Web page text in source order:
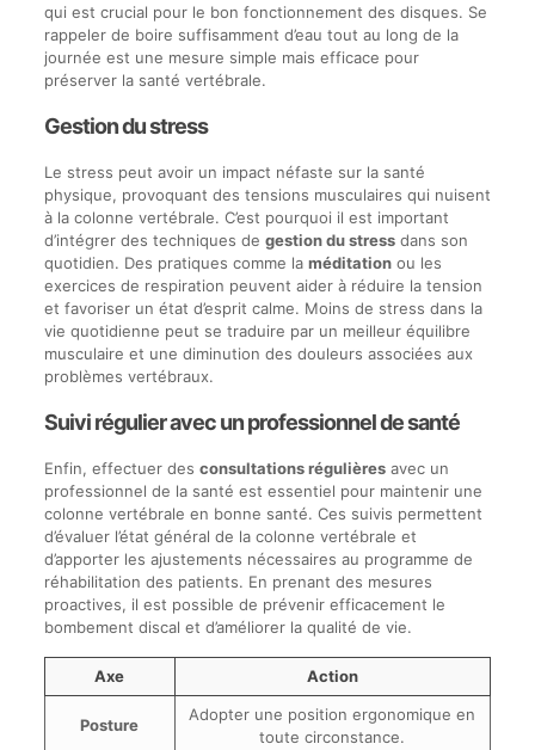
qui est crucial pour le bon fonctionnement des disques. Se
rappeler de boire suffisamment d’eau tout au long de la
journée est une mesure simple mais efficace pour
préserver la santé vertébrale.
Gestion du stress
Le stress peut avoir un impact néfaste sur la santé
physique, provoquant des tensions musculaires qui nuisent
à la colonne vertébrale. C’est pourquoi il est important
d’intégrer des techniques de gestion du stressdans son
quotidien. Des pratiques comme la méditationou les
exercices de respiration peuvent aider à réduire la tension
et favoriser un état d’esprit calme. Moins de stress dans la
vie quotidienne peut se traduire par un meilleur équilibre
musculaire et une diminution des douleurs associées aux
problèmes vertébraux.
Suivi régulier avec un professionnel de santé
Enfin, effectuer des consultations régulièresavec un
professionnel de la santé est essentiel pour maintenir une
colonne vertébrale en bonne santé. Ces suivis permettent
d’évaluer l’état général de la colonne vertébrale et
d’apporter les ajustements nécessaires au programme de
réhabilitation des patients. En prenant des mesures
proactives, il est possible de prévenir efficacement le
bombement discal et d’améliorer la qualité de vie.
Axe Action
Posture
Adopter une position ergonomique en
toute circonstance.